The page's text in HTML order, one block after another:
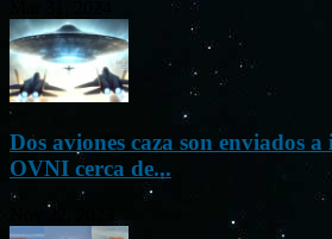
Dos aviones caza son enviados
OVNI cerca de...